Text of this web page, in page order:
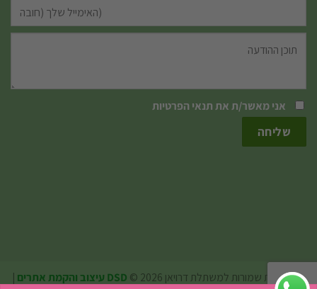
אני מאשר/ת אתתנאי הפרטיות
כל הזכויות שמורות למשתלת דרויאן 2026 © DSD עיצוב והקמת אתרים
|